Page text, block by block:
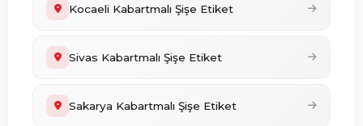
Kocaeli Kabartmalı Şişe Etiket
Sivas Kabartmalı Şişe Etiket
Sakarya Kabartmalı Şişe Etiket